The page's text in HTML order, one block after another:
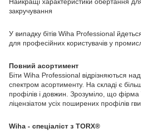
Найкращі характеристики обертання
закручування
У випадку бітів Wiha Professional
для професійних користувачів у
Повний асортимент
Біти Wiha Professional відрізняються
спектром асортименту. На складі є
профілів і довжин. Зрозуміло, що
ліцензіатом усіх поширених профілів
Wiha - спеціаліст з TORX®